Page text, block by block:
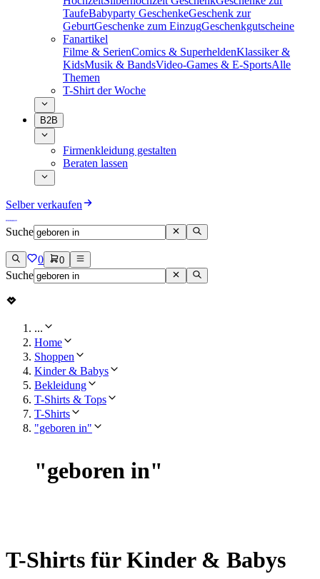
TaufeBabyparty GeschenkeGeschenk zur
GeburtGeschenke zum EinzugGeschenkgutscheine
Fanartikel
Filme & SerienComics & SuperheldenKlassiker &
KidsMusik & BandsVideo-Games & E-SportsAlle
Themen
T-Shirt der Woche
B2B
Firmenkleidung gestalten
Beraten lassen
Selber verkaufen
Suche
0 0
Suche
...
Home
Shoppen
Kinder & Babys
Bekleidung
T-Shirts & Tops
T-Shirts
"geboren in"
"geboren in"
T-Shirts für Kinder & Babys